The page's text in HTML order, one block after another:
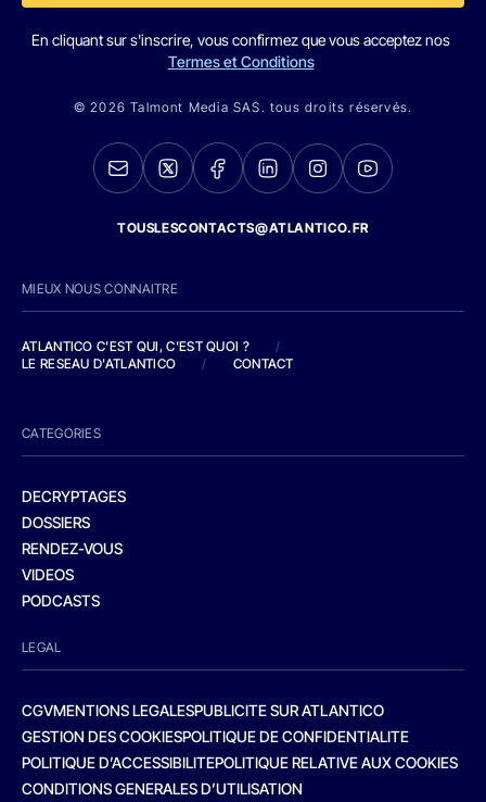
En cliquant sur s'inscrire, vous confirmez que vous acceptez nos
Termes et Conditions
© 2026 Talmont Media SAS. tous droits réservés.
TOUSLESCONTACTS@ATLANTICO.FR
MIEUX NOUS CONNAITRE
ATLANTICO C'EST QUI, C'EST QUOI ?
/
LE RESEAU D'ATLANTICO
/ CONTACT
CATEGORIES
DECRYPTAGES
DOSSIERS
RENDEZ-VOUS
VIDEOS
PODCASTS
LEGAL
CGVMENTIONS LEGALESPUBLICITE SUR ATLANTICO
GESTION DES COOKIESPOLITIQUE DE CONFIDENTIALITE
POLITIQUE D’ACCESSIBILITEPOLITIQUE RELATIVE AUX COOKIES
CONDITIONS GENERALES D’UTILISATION